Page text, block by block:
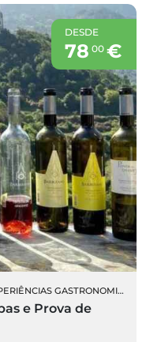
DESDE
78 00€
GASTRONOMICAS
e Prova de